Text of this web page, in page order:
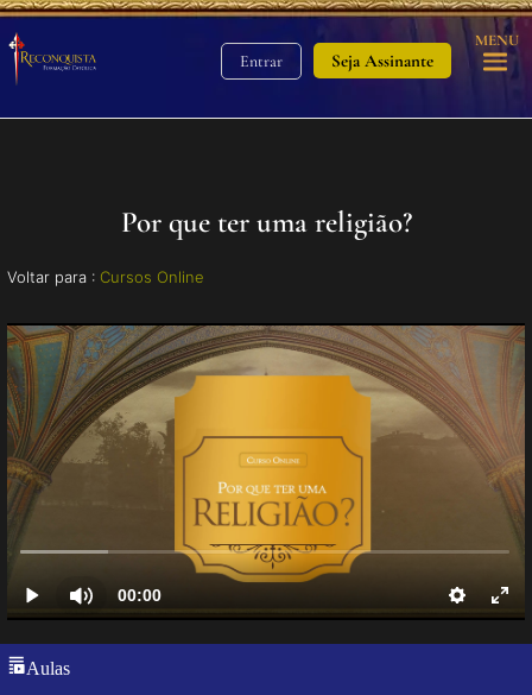
Entrar Seja Assinante
MENU
Por que ter uma religião?
Voltar para : Cursos Online
Aulas